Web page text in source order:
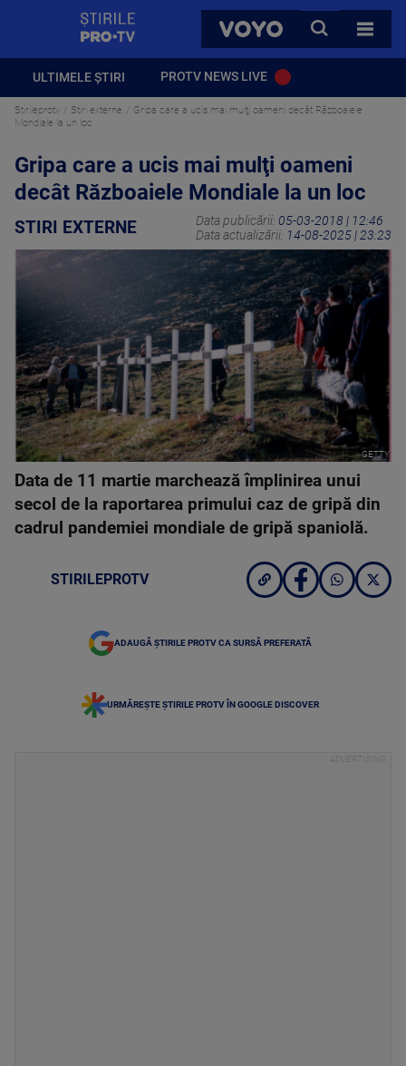
VOYO
CAUTA
TOATE
ULTIMELE ȘTIRI PROTV NEWS LIVE
Stirileprotv Stiri externe
Gripa care a ucis mai mulţi oameni decât Războaiele
Mondiale la un loc
Gripa care a ucis mai mulţi oameni
decât Războaiele Mondiale la un loc
STIRI EXTERNE Data publicării: 05-03-2018 | 12:46
Data actualizării: 14-08-2025 | 23:23
GETTY
Data de 11 martie marchează împlinirea unui
secol de la raportarea primului caz de gripă din
cadrul pandemiei mondiale de gripă spaniolă.
STIRILEPROTV
ADAUGĂ ȘTIRILE PROTV CA SURSĂ PREFERATĂ
URMĂREȘTE ȘTIRILE PROTV ÎN GOOGLE DISCOVER